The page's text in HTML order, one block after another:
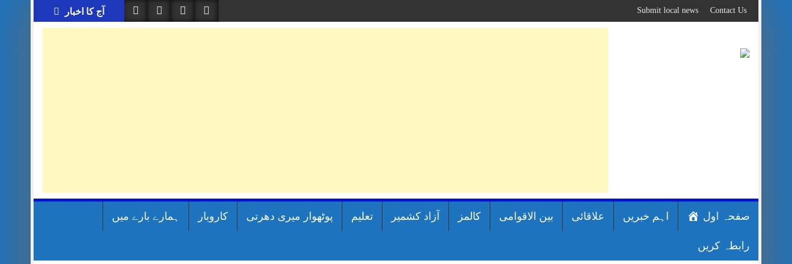
to
content
آج کا اخبار Contact Us
Submit local news
صفحہ اول اہم خبریں علاقائی بین الاقوامی کالمز آزاد کشمیر تعلیم پوٹھوار میری دھرتی کاروبار ہمارے بارے میں
رابطہ کریں